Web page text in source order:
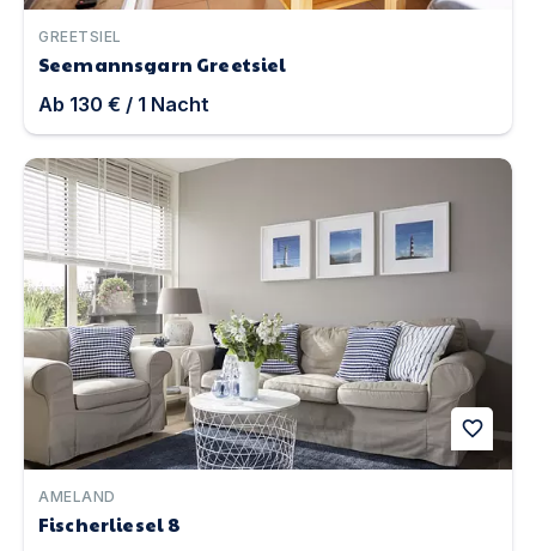
GREETSIEL
Seemannsgarn Greetsiel
Ab 130 € / 1 Nacht
Fischerliesel 8 | Unterkunft in Ameland
favorite
AMELAND
Fischerliesel 8